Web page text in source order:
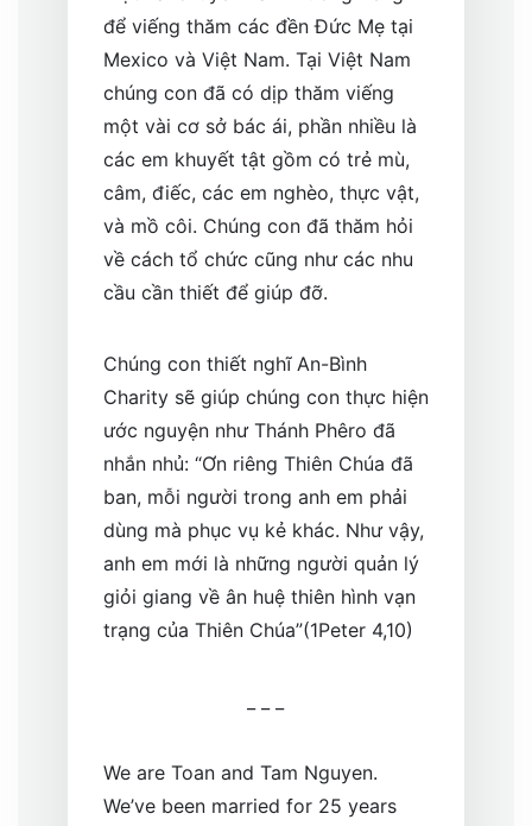
để viếng thăm các đền Đức Mẹ tại
Mexico và Việt Nam. Tại Việt Nam
chúng con đã có dịp thăm viếng
một vài cơ sở bác ái, phần nhiều là
các em khuyết tật gồm có trẻ mù,
câm, điếc, các em nghèo, thực vật,
và mồ côi. Chúng con đã thăm hỏi
về cách tổ chức cũng như các nhu
cầu cần thiết để giúp đỡ.
Chúng con thiết nghĩ An-Bình
Charity sẽ giúp chúng con thực hiện
ước nguyện như Thánh Phêro đã
nhắn nhủ: “Ơn riêng Thiên Chúa đã
ban, mỗi người trong anh em phải
dùng mà phục vụ kẻ khác. Như vậy,
anh em mới là những người quản lý
giỏi giang về ân huệ thiên hình vạn
trạng của Thiên Chúa”(1Peter 4,10)
We are Toan and Tam Nguyen.
We’ve been married for 25 years